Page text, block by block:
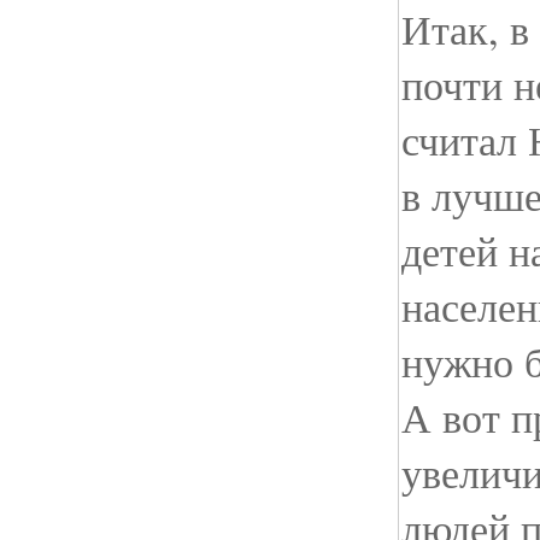
Итак, в
почти
в
детей
нужно
А вот
людей